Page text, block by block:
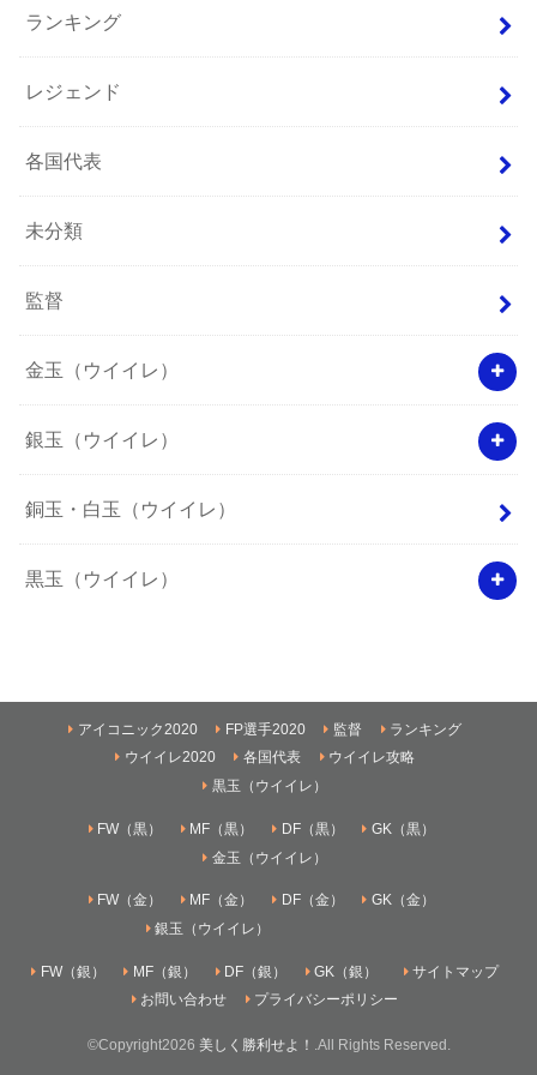
ランキング
レジェンド
各国代表
未分類
監督
金玉（ウイイレ）
銀玉（ウイイレ）
銅玉・白玉（ウイイレ）
黒玉（ウイイレ）
アイコニック2020 FP選手2020 監督
ランキング
ウイイレ2020
各国代表
ウイイレ攻略
黒玉（ウイイレ）
FW（黒） MF（黒） DF（黒）
GK（黒）
金玉（ウイイレ）
FW（金） MF（金） DF（金）
GK（金）
銀玉（ウイイレ）
FW（銀） MF（銀） DF（銀） GK（銀）
サイトマップ
お問い合わせ
プライバシーポリシー
©Copyright2026 美しく勝利せよ！ .All Rights Reserved.